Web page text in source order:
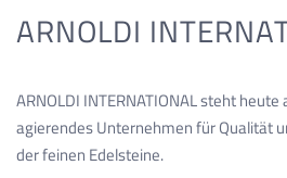
ARNOLDI
ARNOLDI INTERNATIONAL steht
agierendes Unternehmen für Qualität
der feinen Edelsteine.